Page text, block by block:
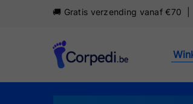
🚚 Gratis verzending vanaf €70
Corpedi